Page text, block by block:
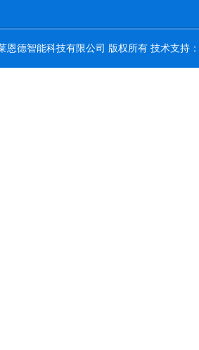
恩德智能科技有限公司 版权所有 技术支持：